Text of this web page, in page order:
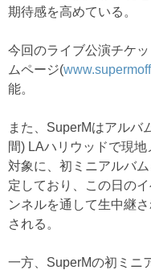
期待感を高めている。
今回のライブ公演チケ
ムページ(
能。
また、SuperMはアルバ
間) LAハリウッドで現
対象に、初ミニアルバ
定しており、この日の
ンネルを通して生中継
される。
一方、SuperMの初ミニ